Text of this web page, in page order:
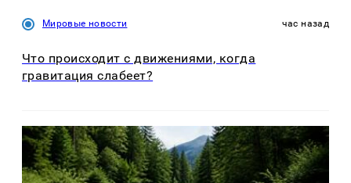
Мировые новости час назад
Что происходит с движениями, когда
гравитация слабеет?